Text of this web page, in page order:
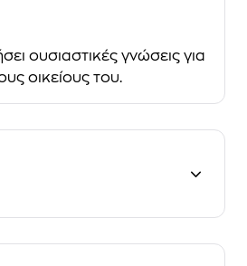
ουσιαστικές γνώσεις για
οικείους του.